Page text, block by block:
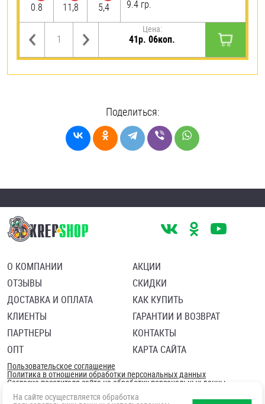
0.8
11,8
5,4
9.4 гр.
Цена:
41р. 06коп.
Поделиться:
О КОМПАНИИ
ОТЗЫВЫ
ДОСТАВКА И ОПЛАТА
КЛИЕНТЫ
ПАРТНЕРЫ
ОПТ
АКЦИИ
СКИДКИ
КАК КУПИТЬ
ГАРАНТИИ И ВОЗВРАТ
КОНТАКТЫ
КАРТА САЙТА
Пользовательское соглашение
Политика в отношении обработки персональных данных
Согласие посетителя сайта на обработку персональных данны
На сайте осуществляется обработка